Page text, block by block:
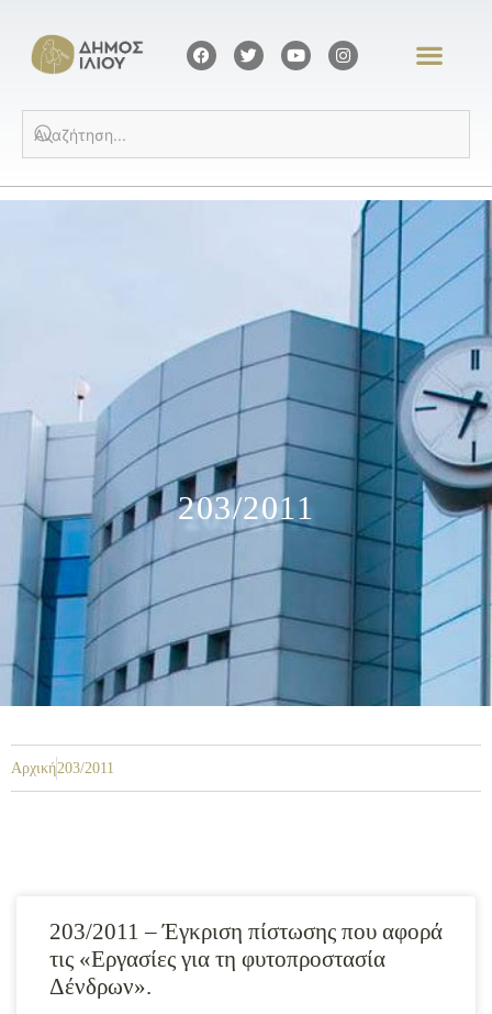
203/2011
Αρχική203/2011
203/2011 – Έγκριση πίστωσης που αφορά
τις «Εργασίες για τη φυτοπροστασία
Δένδρων».